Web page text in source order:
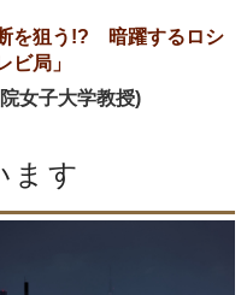
を狙う!? 暗躍するロシ
ビ局」
女子大学教授)
ます